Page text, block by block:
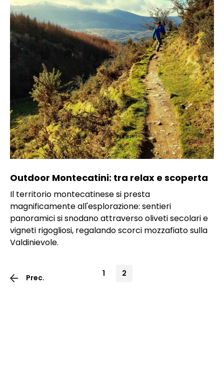
Outdoor Montecatini: tra relax e scoperta
Il territorio montecatinese si presta
magnificamente all'esplorazione: sentieri
panoramici si snodano attraverso oliveti secolari e
vigneti rigogliosi, regalando scorci mozzafiato sulla
Valdinievole.
Prec. 1 2